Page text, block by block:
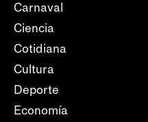
Carnaval
Ciencia
Cotidiana
Cultura
Deporte
Economía